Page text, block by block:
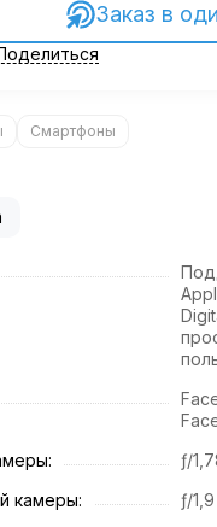
Заказ в
Смартфоны
ƒ/
камеры:
ƒ/1,9